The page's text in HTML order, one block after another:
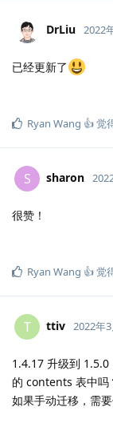
DrLiu 2022
已经更新了
Ryan Wang 👍觉
S sharon
很赞！
Ryan Wang 👍觉
T ttiv 2022年
1.4.17 升级到
的 contents 表中吗
如果手动迁移，需